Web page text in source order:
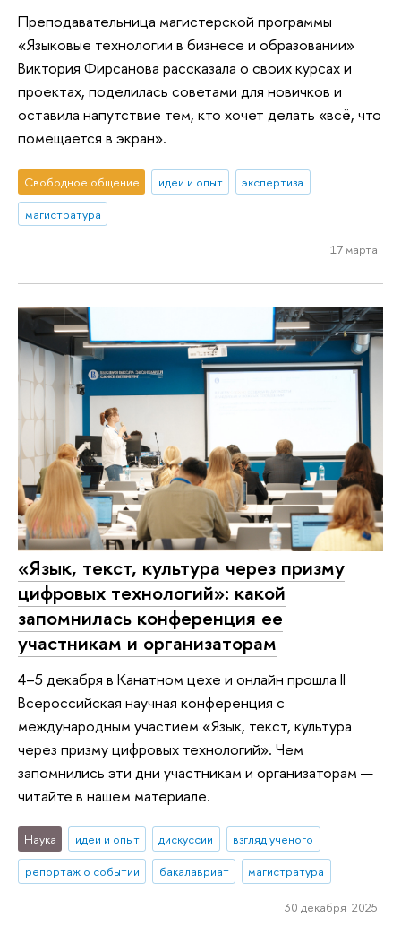
Преподавательница магистерской программы
«Языковые технологии в бизнесе и образовании»
Виктория Фирсанова рассказала о своих курсах и
проектах, поделилась советами для новичков и
оставила напутствие тем, кто хочет делать «всё, что
помещается в экран».
Свободное общение идеи и опыт
экспертиза
магистратура
17 марта
«Язык, текст, культура через призму
цифровых технологий»: какой
запомнилась конференция ее
участникам и организаторам
4–5 декабря в Канатном цехе и онлайн прошла II
Всероссийская научная конференция с
международным участием «Язык, текст, культура
через призму цифровых технологий». Чем
запомнились эти дни участникам и организаторам —
читайте в нашем материале.
Наука идеи и опыт дискуссии
взгляд ученого
репортаж о событии
бакалавриат магистратура
30 декабря 2025